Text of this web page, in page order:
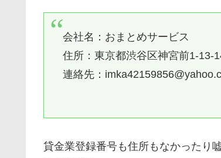
会社名： おまとめサービス
住所：東京都渋谷区神宮前1-13-
連絡先：
貸金業登録番号も住所もなかったり